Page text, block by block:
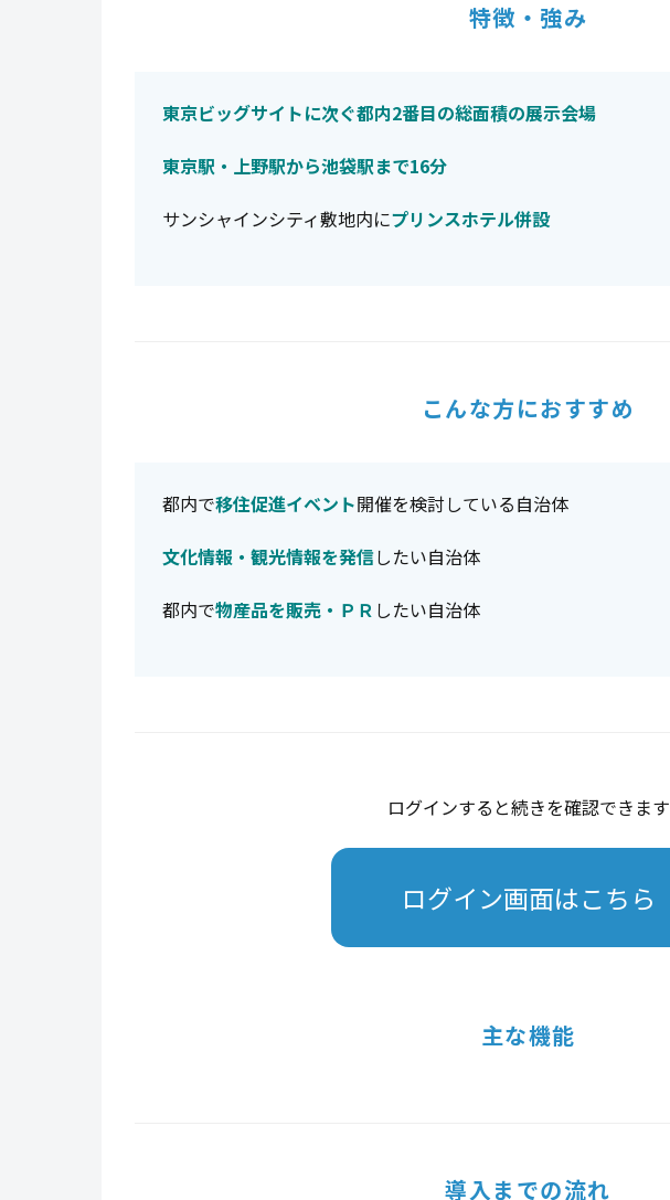
特徴・強み
東京ビッグサイトに次ぐ都内2番目の総面積の展示会場
東京駅・上野駅から池袋駅まで16分
サンシャインシティ敷地内にプリンスホテル併設
こんな方におすすめ
都内で移住促進イベント開催を検討している自治体
文化情報・観光情報を発信したい自治体
都内で物産品を販売・ＰＲ したい自治体
ログインすると続きを確認できます
ログイン画面はこちら
主な機能
導入までの流れ